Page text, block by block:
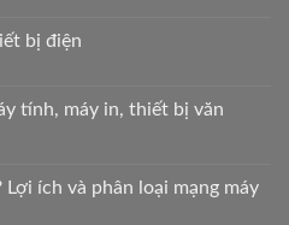
bị điện
tính, máy in, thiết bị văn
Lợi ích và phân loại mạng máy